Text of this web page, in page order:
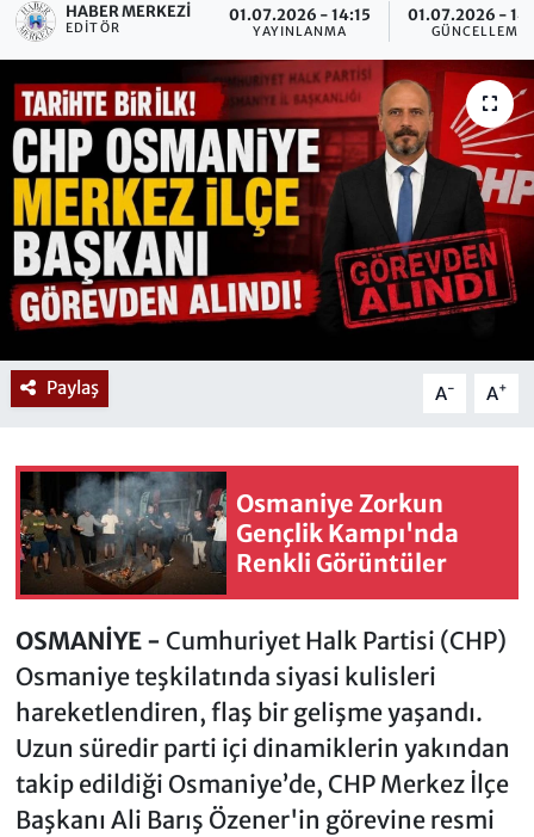
HABER MERKEZI
EDITÖR
01.07.2026 - 14:15
YAYINLANMA
01.07.2026 -
GÜNCELLEME
Paylaş A- A+
Osmaniye Zorkun
Gençlik Kampı'nda
Renkli Görüntüler
OSMANİYE - Cumhuriyet Halk Partisi (CHP)
Osmaniye teşkilatında siyasi kulisleri
hareketlendiren, flaş bir gelişme yaşandı.
Uzun süredir parti içi dinamiklerin yakından
takip edildiği Osmaniye’de, CHP Merkez İlçe
Başkanı Ali Barış Özener'in görevine resmi